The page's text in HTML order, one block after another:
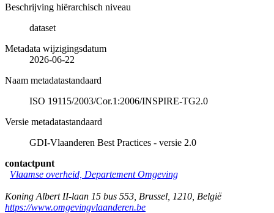
Beschrijving hiërarchisch niveau
dataset
Metadata wijzigingsdatum
2026-06-22
Naam metadatastandaard
ISO 19115/2003/Cor.1:2006/INSPIRE-TG2.0
Versie metadatastandaard
GDI-Vlaanderen Best Practices - versie 2.0
contactpunt
Vlaamse overheid, Departement Omgeving
Koning Albert II-laan 15 bus 553 Brussel 1210 België
https://www.omgevingvlaanderen.be